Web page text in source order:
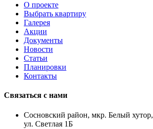
О проекте
Выбрать квартиру
Галерея
Акции
Документы
Новости
Статьи
Планировки
Контакты
Связаться с нами
Сосновский район, мкр. Белый хутор,
ул. Светлая 1Б